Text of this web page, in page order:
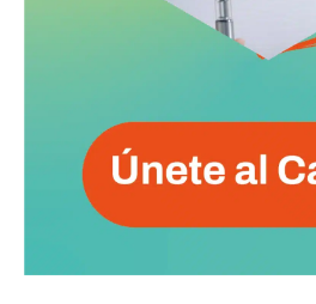
recibe todas las noticias
reducción de daños en
tobacco harm reduction